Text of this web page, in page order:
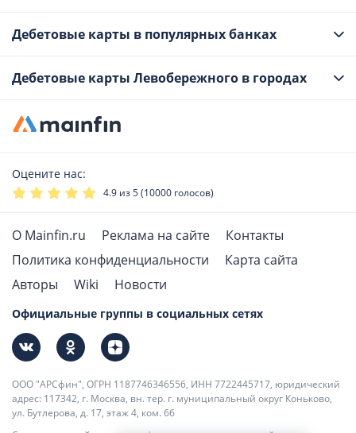
Дебетовые карты в популярных банках
Дебетовые карты Левобережного в городах
Оцените нас:
4.9 из 5 (10000 голосов)
О Mainfin.ru Реклама на сайте
Контакты
Политика конфиденциальности
Карта сайта
Авторы
Wiki Новости
ООО "АРСфин", ОГРН 1187746346556, ИНН 7722445717, юридический
адрес: 117342, г. Москва, вн. тер. г. муниципальный округ Коньково,
ул. Бутлерова, д. 17, этаж 4, ком. 66
Официальные группы в социальных сетях